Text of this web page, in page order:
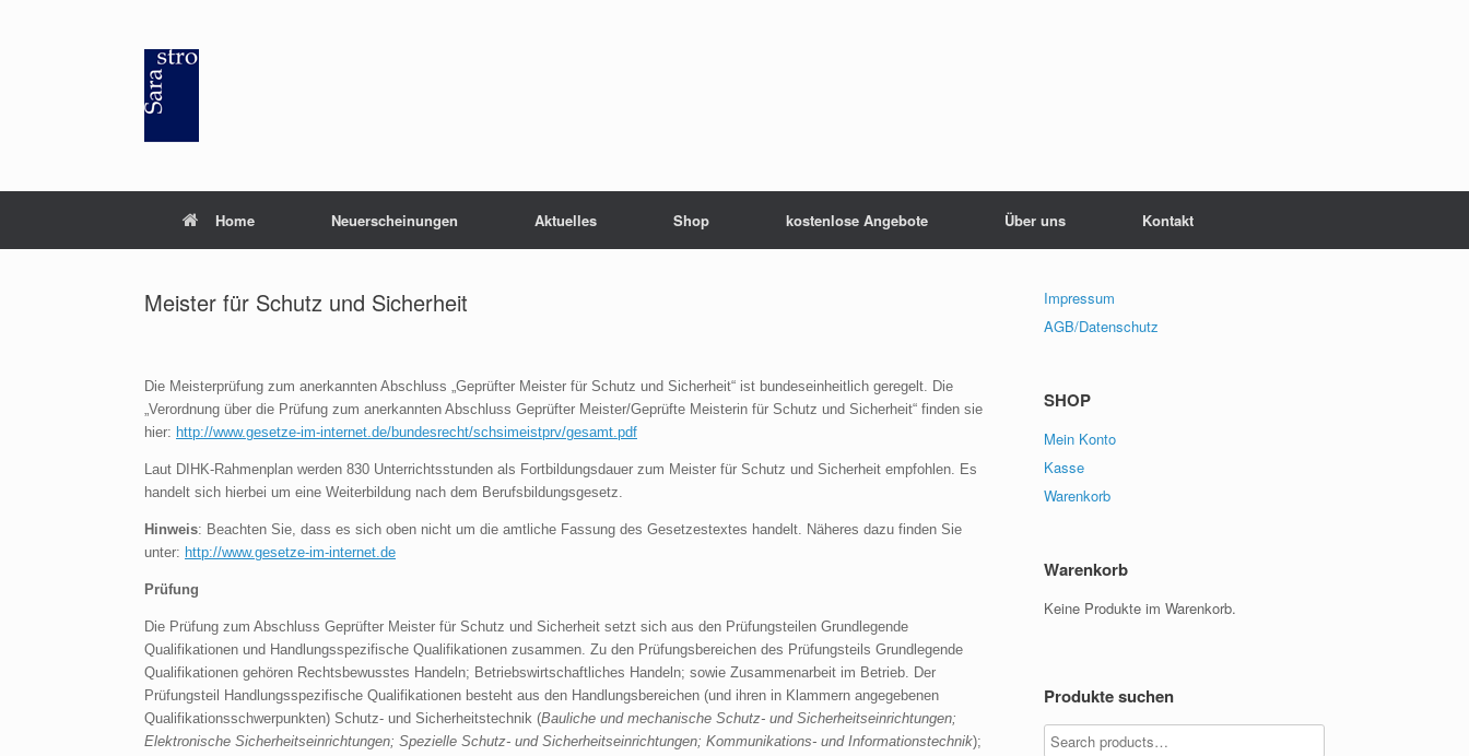
Home Neuerscheinungen Aktuelles Shop kostenlose Angebote Über uns Kontakt
Meister für Schutz und Sicherheit
Die Meisterprüfung zum anerkannten Abschluss „Geprüfter Meister für Schutz und Sicherheit“ ist bundeseinheitlich geregelt. Die
„Verordnung über die Prüfung zum anerkannten Abschluss Geprüfter Meister/Geprüfte Meisterin für Schutz und Sicherheit“ finden sie
hier: http://www.gesetze-im-internet.de/bundesrecht/schsimeistprv/gesamt.pdf
Laut DIHK-Rahmenplan werden 830 Unterrichtsstunden als Fortbildungsdauer zum Meister für Schutz und Sicherheit empfohlen. Es
handelt sich hierbei um eine Weiterbildung nach dem Berufsbildungsgesetz.
Hinweis: Beachten Sie, dass es sich oben nicht um die amtliche Fassung des Gesetzestextes handelt. Näheres dazu finden Sie
unter: http://www.gesetze-im-internet.de
Prüfung
Die Prüfung zum Abschluss Geprüfter Meister für Schutz und Sicherheit setzt sich aus den Prüfungsteilen Grundlegende
Qualifikationen und Handlungsspezifische Qualifikationen zusammen. Zu den Prüfungsbereichen des Prüfungsteils Grundlegende
Qualifikationen gehören Rechtsbewusstes Handeln; Betriebswirtschaftliches Handeln; sowie Zusammenarbeit im Betrieb. Der
Prüfungsteil Handlungsspezifische Qualifikationen besteht aus den Handlungsbereichen (und ihren in Klammern angegebenen
Qualifikationsschwerpunkten) Schutz- und Sicherheitstechnik (Bauliche und mechanische Schutz- und Sicherheitseinrichtungen;
Elektronische Sicherheitseinrichtungen; Spezielle Schutz- und Sicherheitseinrichtungen; Kommunikations- und Informationstechnik);
Impressum
AGB/Datenschutz
SHOP
Mein Konto
Kasse
Warenkorb
Warenkorb
Keine Produkte im Warenkorb.
Produkte suchen